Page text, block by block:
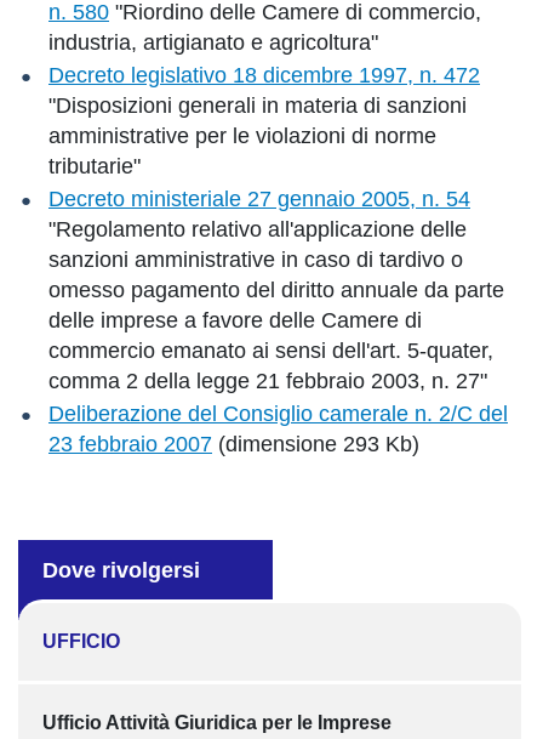
n. 580 "Riordino delle Camere di commercio,
industria, artigianato e agricoltura"
Decreto legislativo 18 dicembre 1997, n. 472
"Disposizioni generali in materia di sanzioni
amministrative per le violazioni di norme
tributarie"
Decreto ministeriale 27 gennaio 2005, n. 54
"Regolamento relativo all'applicazione delle
sanzioni amministrative in caso di tardivo o
omesso pagamento del diritto annuale da parte
delle imprese a favore delle Camere di
commercio emanato ai sensi dell'art. 5-quater,
comma 2 della legge 21 febbraio 2003, n. 27"
Deliberazione del Consiglio camerale n. 2/C del
23 febbraio 2007 (dimensione 293 Kb)
Dove rivolgersi
UFFICIO
Ufficio Attività Giuridica per le Imprese